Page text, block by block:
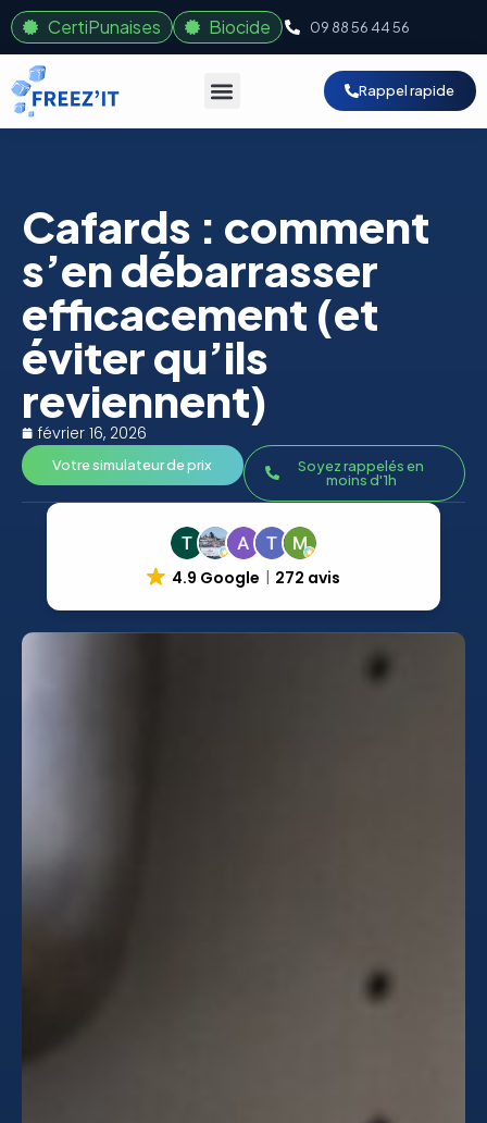
CertiPunaises Biocide 09 88 56 44 56
Rappel rapide
Cafards : comment
s’en débarrasser
efficacement (et
éviter qu’ils
reviennent)
février 16, 2026
Votre simulateur de prix
Soyez rappelés en
moins d'1h
4.9 Google 272 avis